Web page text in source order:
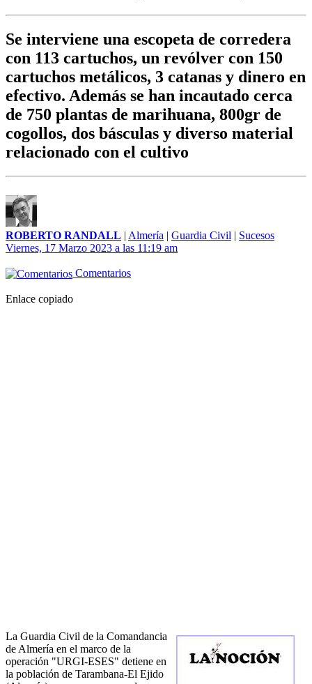
Se interviene una escopeta de corredera
con 113 cartuchos, un revólver con 150
cartuchos metálicos, 3 catanas y dinero en
efectivo. Además se han incautado cerca
de 750 plantas de marihuana, 800gr de
cogollos, dos básculas y diverso material
relacionado con el cultivo
ROBERTO RANDALL | Almería | Guardia Civil | Sucesos
Viernes, 17 Marzo 2023 a las 11:19 am
Comentarios
Enlace copiado
La Guardia Civil de la Comandancia
de Almería en el marco de la
operación "URGI-ESES" detiene en
la población de Tarambana-El Ejido